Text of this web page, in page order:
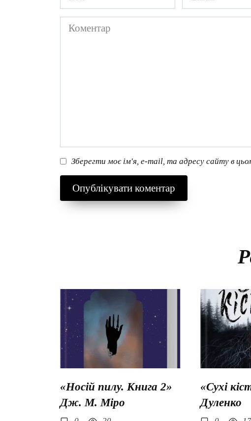
*
*
Коментар
Зберегти моє ім'я, e-mail, та адресу сайту в
«Носій пилу. Книга 2»
Дж. М. Міро
«Сухі
Дуленко